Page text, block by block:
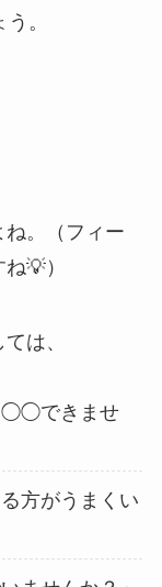
。
ね。（フィー
💡）
は、
◯◯できませ
方がうまくい